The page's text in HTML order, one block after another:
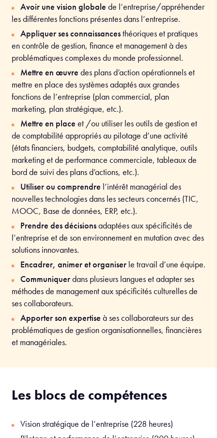
Avoir une vision globale de l’entreprise/appréhender
les différentes fonctions présentes dans l’entreprise.
Appliquer ses connaissancesthéoriques et pratiques
en contrôle de gestion, finance et management à des
problématiques complexes du monde professionnel.
Mettre en œuvre des plans d’action opérationnels et
mettre en place des systèmes adaptés aux grandes
fonctions de l’entreprise (plan commercial, plan
marketing, plan stratégique, etc.).
Mettre en place et /ou utiliser les outils de gestion et
de comptabilité appropriés au pilotage d’une activité
(états financiers, budgets, comptabilité analytique, outils
marketing et de performance commerciale, tableaux de
bord de suivi des plans d’actions, etc.).
Utiliser ou comprendre l’intérêt managérial des
nouvelles technologies dans les secteurs concernés (TIC,
MOOC, Base de données, ERP, etc.).
Prendre des décisionsadaptées aux spécificités de
l’entreprise et de son environnement en mutation avec des
solutions innovantes.
Encadrer, animer et organiser le travail d’une équipe.
Communiquerdans plusieurs langues et adapter ses
méthodes de management aux spécificités culturelles de
ses collaborateurs.
Apporter son expertise à ses collaborateurs sur des
problématiques de gestion organisationnelles, financières
et managériales.
Les blocs de compétences
Vision stratégique de l’entreprise (228 heures)